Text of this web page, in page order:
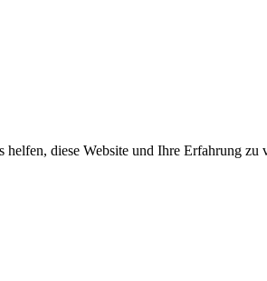
diese Website und Ihre Erfahrung zu